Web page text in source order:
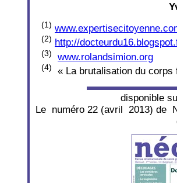
(1)
(2) http://
(3) www.rolandsimion.org
(4) « La brutalisation du corps
disponible
Le numéro 22 (avril 2013) de